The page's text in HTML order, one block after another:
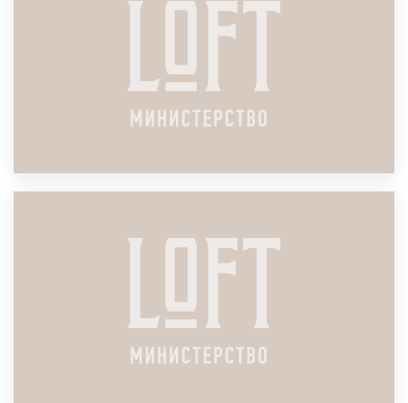
ПОДРОБНЕЕ
ПОДРОБНЕЕ